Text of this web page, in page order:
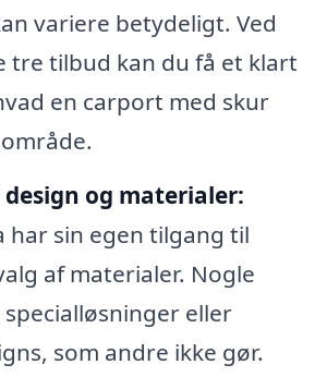
variere betydeligt. Ved
tre tilbud kan du få et klart
en carport med skur
og materialer:
har sin egen tilgang til
af materialer. Nogle
eller
som andre ikke gør.